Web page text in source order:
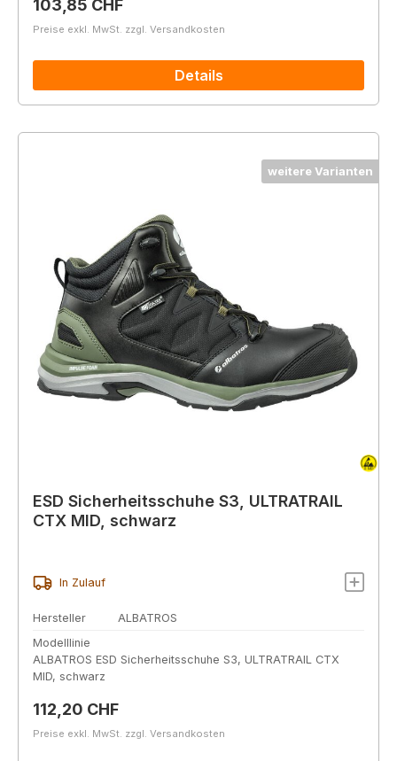
103,85 CHF
Preise exkl. MwSt. zzgl. Versandkosten
Details
weitere Varianten
ESD Sicherheitsschuhe S3, ULTRATRAIL
CTX MID, schwarz
In Zulauf
Hersteller
ALBATROS
Modelllinie
ALBATROS ESD Sicherheitsschuhe S3, ULTRATRAIL CTX
MID, schwarz
Regulärer Preis:
112,20 CHF
Preise exkl. MwSt. zzgl. Versandkosten